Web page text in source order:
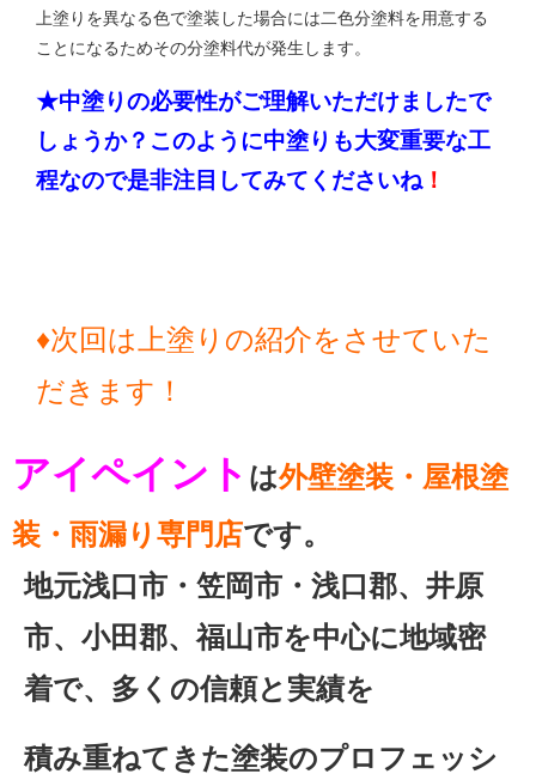
上塗りを異なる色で塗装した場合には二色分塗料を用意する
ことになるためその分塗料代が発生します。
★中塗りの必要性がご理解いただけましたで
しょうか？このように中塗りも大変重要な工
程なので是非注目してみてくださいね！
♦次回は上塗りの紹介をさせていた
だきます！
アイペイント は外壁塗装・屋根塗
装・雨漏り専門店です。
地元浅口市・笠岡市・浅口郡、井原
市、小田郡、福山市を中心に地域密
着で、多くの信頼と実績を
積み重ねてきた塗装のプロフェッシ